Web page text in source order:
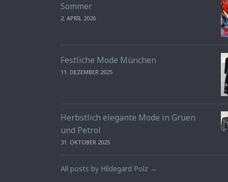
Sommer
2. APRIL 2026
Festliche Mode München
11. DEZEMBER 2025
Herbstlich elegante Mode in Gruen
und Petrol
31. OKTOBER 2025
All posts by Hildegard Polz →